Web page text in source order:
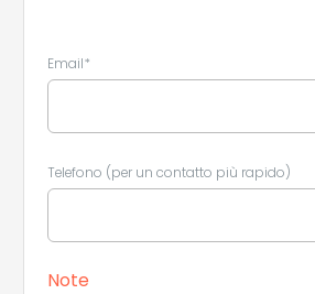
Email*
Telefono (per un contatto più rapido)
Note